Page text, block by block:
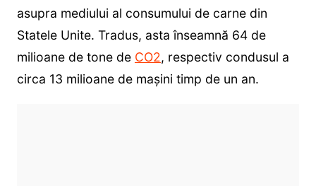
asupra mediului al consumului de carne din
Statele Unite. Tradus, asta înseamnă 64 de
milioane de tone de CO2, respectiv condusul a
circa 13 milioane de mașini timp de un an.